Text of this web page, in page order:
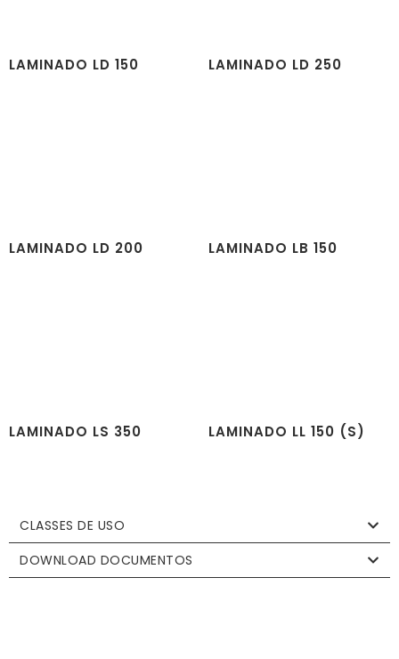
LAMINADO LD 150 LAMINADO LD 250
LAMINADO LD 200 LAMINADO LB 150
LAMINADO LS 350 LAMINADO LL 150 (S)
CLASSES DE USO
DOWNLOAD DOCUMENTOS